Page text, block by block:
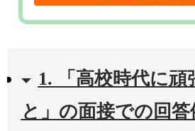
1. 「高校時代に頑
と」の面接での回答